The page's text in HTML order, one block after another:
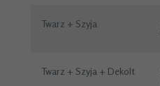
Twarz + Szyja
Twarz + Szyja + Dekolt